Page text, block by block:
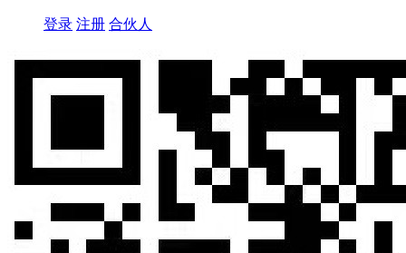
登录 注册 合伙人